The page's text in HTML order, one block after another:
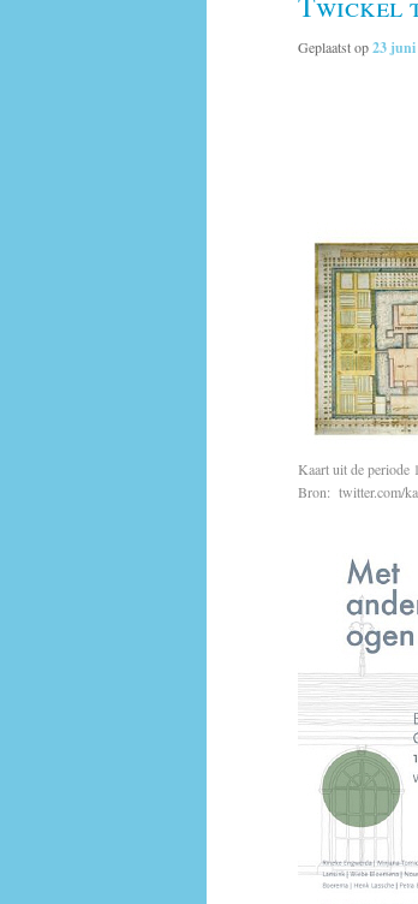
Geplaatst op23 juni
Kaart uit de periode
Bron: twitter.com/